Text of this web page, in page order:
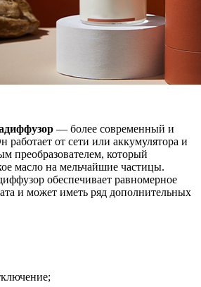
— более современный и
от сети или аккумулятора и
преобразователем, который
масло на мельчайшие частицы.
обеспечивает равномерное
и может иметь ряд дополнительных